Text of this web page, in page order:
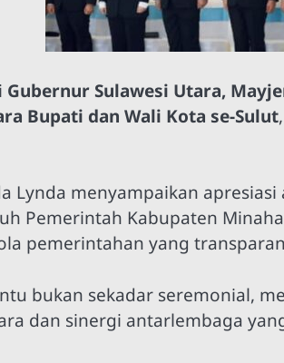
Gubernur Sulawesi Utara,
Bupati dan Wali Kota se-Sulut
Lynda menyampaikan
Pemerintah Kabupaten
pemerintahan yang
bukan sekadar seremonial,
dan sinergi antarlembaga